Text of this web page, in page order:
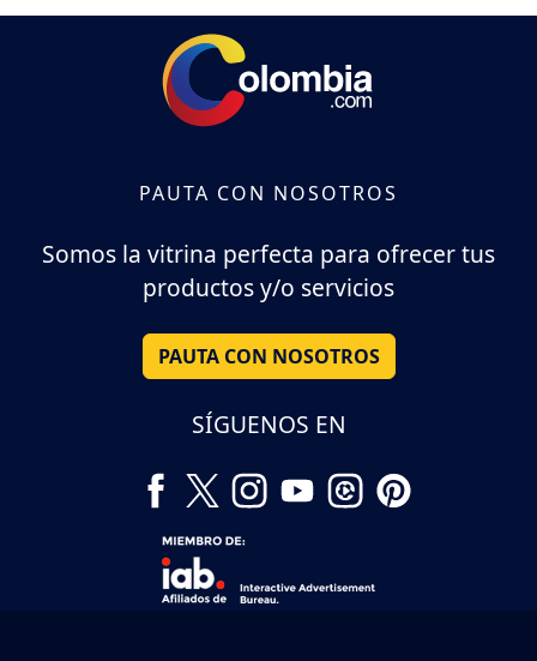
PAUTA CON NOSOTROS
Somos la vitrina perfecta para ofrecer tus
productos y/o servicios
PAUTA CON NOSOTROS
SÍGUENOS EN